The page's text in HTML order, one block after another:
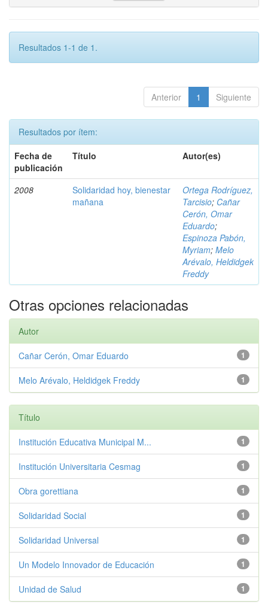
Resultados 1-1 de 1.
Anterior 1 Siguiente
Resultados por ítem:
Fecha de
publicación
Título Autor(es)
2008
Solidaridad hoy, bienestar
mañana
Ortega Rodríguez,
Tarcisio; Cañar
Cerón, Omar
Eduardo;
Espinoza Pabón,
Myriam; Melo
Arévalo, Heldidgek
Freddy
Otras opciones relacionadas
Autor
1
Cañar Cerón, Omar Eduardo
1
Melo Arévalo, Heldidgek Freddy
Título
1
Institución Educativa Municipal M...
1
Institución Universitaria Cesmag
1
Obra gorettiana
1
Solidaridad Social
1
Solidaridad Universal
1
Un Modelo Innovador de Educación
1
Unidad de Salud